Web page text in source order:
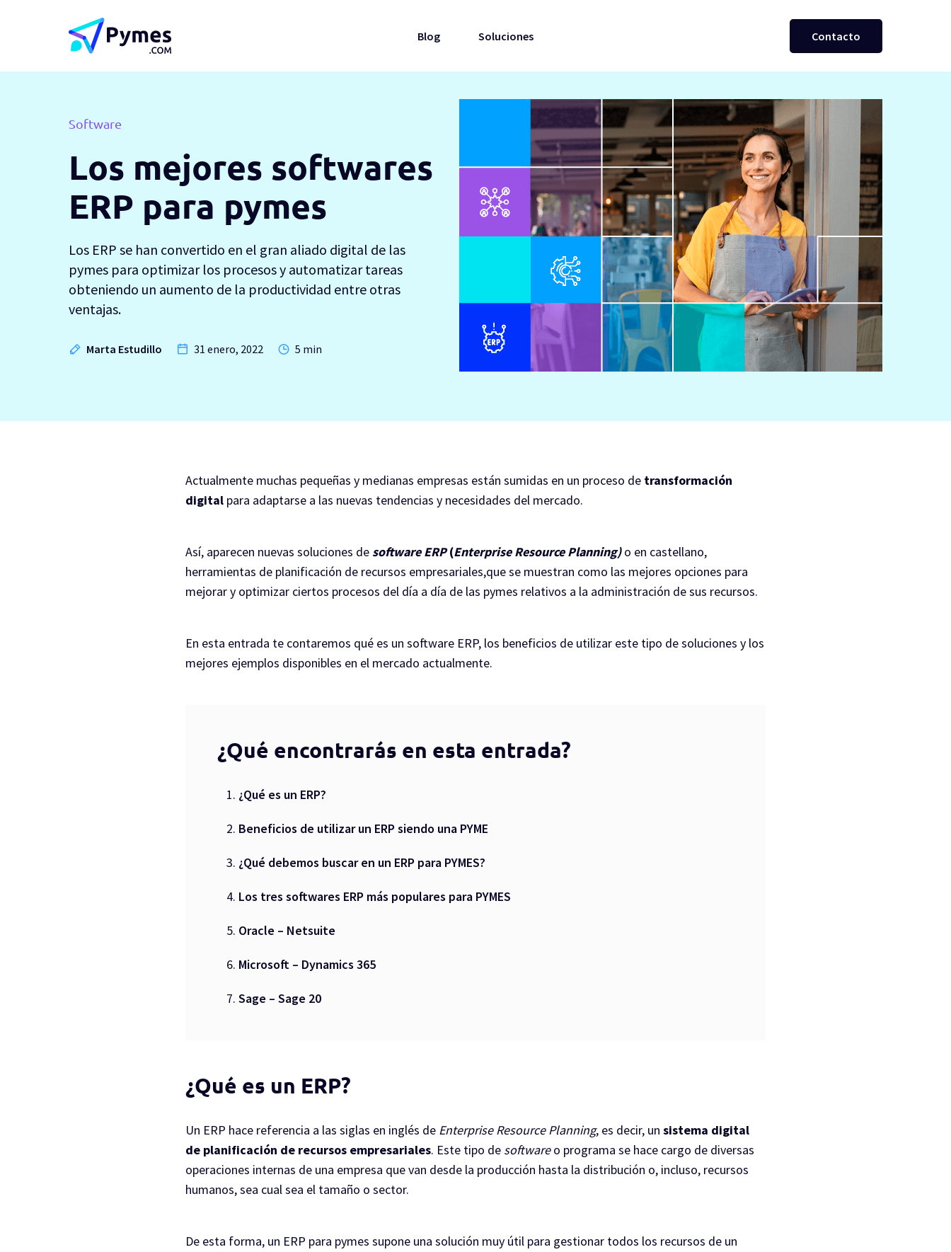
Blog Soluciones Contacto
Software
Los mejores softwares
ERP para pymes
Los ERP se han convertido en el gran aliado digital de las
pymes para optimizar los procesos y automatizar tareas
obteniendo un aumento de la productividad entre otras
ventajas.
Marta Estudillo 31 enero, 2022 5 min
Actualmente muchas pequeñas y medianas empresas están sumidas en un proceso de transformación
digitalpara adaptarse a las nuevas tendencias y necesidades del mercado.
Así, aparecen nuevas soluciones de software ERP(Enterprise Resource Planning) o en castellano,
herramientas de planificación de recursos empresariales,que se muestran como las mejores opciones para
mejorar y optimizar ciertos procesos del día a día de las pymes relativos a la administración de sus recursos.
En esta entrada te contaremos qué es un software ERP, los beneficios de utilizar este tipo de soluciones y los
mejores ejemplos disponibles en el mercado actualmente.
¿Qué encontrarás en esta entrada?
¿Qué es un ERP?
Beneficios de utilizar un ERP siendo una PYME
¿Qué debemos buscar en un ERP para PYMES?
Los tres softwares ERP más populares para PYMES
Oracle – Netsuite
Microsoft – Dynamics 365
Sage – Sage 20
¿Qué es un ERP?
Un ERP hace referencia a las siglas en inglés de Enterprise Resource Planning, es decir, un sistema digital
de planificación de recursos empresariales. Este tipo de softwareo programa se hace cargo de diversas
operaciones internas de una empresa que van desde la producción hasta la distribución o, incluso, recursos
humanos, sea cual sea el tamaño o sector.
De esta forma, un ERP para pymes supone una solución muy útil para gestionar todos los recursos de un